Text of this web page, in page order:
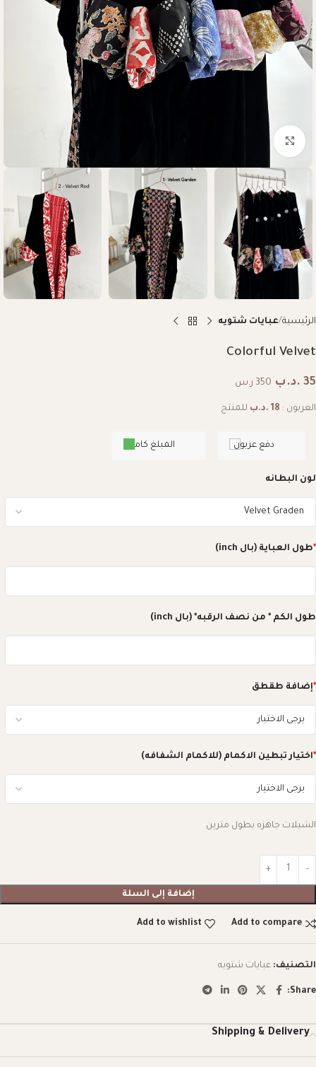
Click to enlarge
الرئيسية عبايات شتويه
Colorful Velvet
35 .د.ب 350 ر.س
العربون : 18 .د.ب للمنتج
المبلغ كامل دفع عربون
لون البطانه
*طول العباية (بال inch)
طول الكم * من نصف الرقبه* (بال inch)
*إضافة طقطق
*اختيار تبطين الاكمام (للاكمام الشفافه)
الشيلات جاهزه بطول مترين
إضافة إلى السلة
Add to compare
Add to wishlist
التصنيف: عبايات شتويه
Share:
Shipping & Delivery